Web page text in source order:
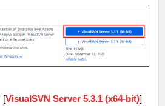
[VisualSVN Server 5.3.1 (x64-bit)]